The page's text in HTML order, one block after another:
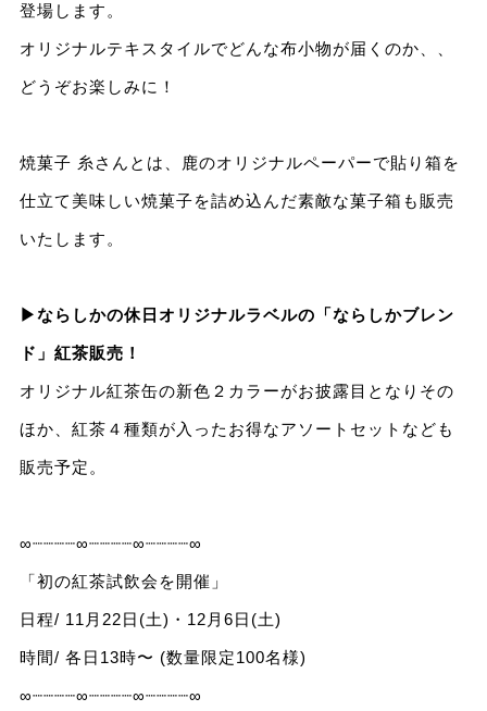
登場します。
オリジナルテキスタイルでどんな布小物が届くのか、、
どうぞお楽しみに！
焼菓子 糸さんとは、鹿のオリジナルペーパーで貼り箱を
仕立て美味しい焼菓子を詰め込んだ素敵な菓子箱も販売
いたします。
▶︎ならしかの休日オリジナルラベルの「ならしかブレン
ド」紅茶販売！
オリジナル紅茶缶の新色２カラーがお披露目となりその
ほか、紅茶４種類が入ったお得なアソートセットなども
販売予定。
∞┈┈┈┈∞┈┈┈┈∞┈┈┈┈∞
「初の紅茶試飲会を開催」
日程/ 11月22日(土)・12月6日(土)
時間/ 各日13時〜 (数量限定100名様)
∞┈┈┈┈∞┈┈┈┈∞┈┈┈┈∞